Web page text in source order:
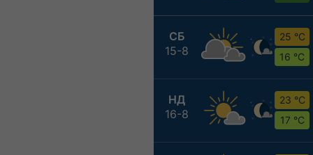
СБ
15-8
25 °C
16 °C
НД
16-8
23 °C
17 °C